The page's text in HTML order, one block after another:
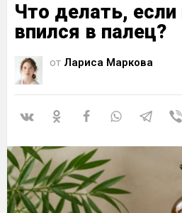
Что делать, если
впился в палец?
от Лариса Маркова